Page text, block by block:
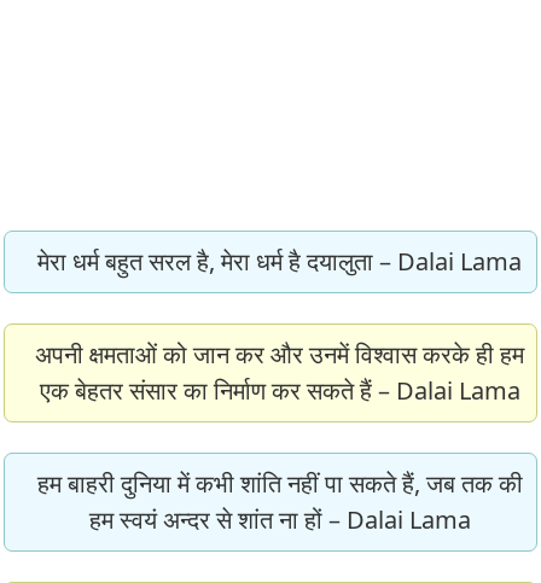
मेरा धर्म बहुत सरल है, मेरा धर्म है दयालुता – Dalai Lama
अपनी क्षमताओं को जान कर और उनमें विश्वास करके ही हम
एक बेहतर संसार का निर्माण कर सकते हैं – Dalai Lama
हम बाहरी दुनिया में कभी शांति नहीं पा सकते हैं, जब तक की
हम स्वयं अन्दर से शांत ना हों – Dalai Lama